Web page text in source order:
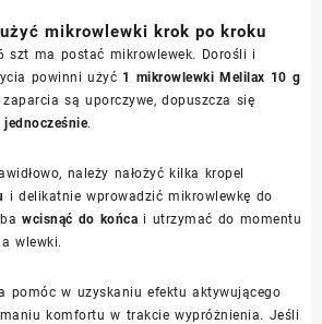
mikrowlewki krok po kroku
szt ma postać mikrowlewek. Dorośli i
powinni użyć 1 mikrowlewki Melilax 10 g
są uporczywe, dopuszcza się
jednocześnie.
należy nałożyć kilka kropel
i delikatnie wprowadzić mikrowlewkę do
wcisnąć do końca i utrzymać do momentu
wlewki.
pomóc w uzyskaniu efektu aktywującego
komfortu w trakcie wypróżnienia. Jeśli